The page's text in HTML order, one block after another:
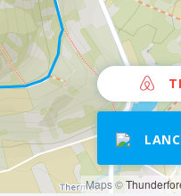
Maps ©